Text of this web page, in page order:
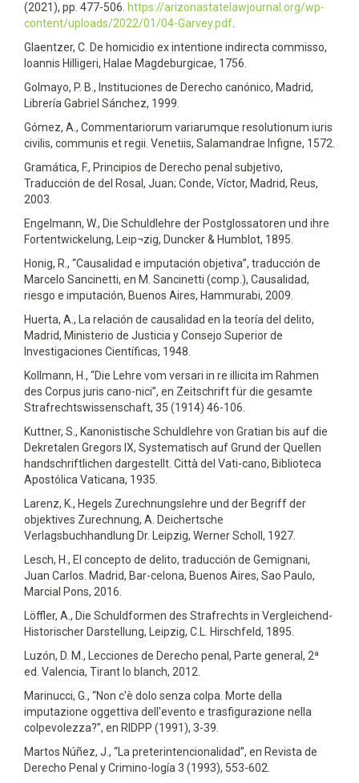
(2021), pp. 477-506. https://arizonastatelawjournal.org/wp-
content/uploads/2022/01/04-Garvey.pdf
Glaentzer, C. De homicidio ex intentione indirecta commisso,
Ioannis Hilligeri, Halae Magdeburgicae, 1756.
Golmayo, P. B., Instituciones de Derecho canónico, Madrid,
Librería Gabriel Sánchez, 1999.
Gómez, A., Commentariorum variarumque resolutionum iuris
civilis, communis et regii. Venetiis, Salamandrae Infigne, 1572.
Gramática, F., Principios de Derecho penal subjetivo,
Traducción de del Rosal, Juan; Conde, Víctor, Madrid, Reus,
2003.
Engelmann, W., Die Schuldlehre der Postglossatoren und ihre
Fortentwickelung, Leip¬zig, Duncker & Humblot, 1895.
Honig, R., “Causalidad e imputación objetiva”, traducción de
Marcelo Sancinetti, en M. Sancinetti (comp.), Causalidad,
riesgo e imputación, Buenos Aires, Hammurabi, 2009.
Huerta, A., La relación de causalidad en la teoría del delito,
Madrid, Ministerio de Justicia y Consejo Superior de
Investigaciones Científicas, 1948.
Kollmann, H., “Die Lehre vom versari in re illicita im Rahmen
des Corpus juris cano-nici”, en Zeitschrift für die gesamte
Strafrechtswissenschaft, 35 (1914) 46-106.
Kuttner, S., Kanonistische Schuldlehre von Gratian bis auf die
Dekretalen Gregors IX, Systematisch auf Grund der Quellen
handschriftlichen dargestellt. Città del Vati-cano, Biblioteca
Apostólica Vaticana, 1935.
Larenz, K., Hegels Zurechnungslehre und der Begriff der
objektives Zurechnung, A. Deichertsche
Verlagsbuchhandlung Dr. Leipzig, Werner Scholl, 1927.
Lesch, H., El concepto de delito, traducción de Gemignani,
Juan Carlos. Madrid, Bar-celona, Buenos Aires, Sao Paulo,
Marcial Pons, 2016.
Löffler, A., Die Schuldformen des Strafrechts in Vergleichend-
Historischer Darstellung, Leipzig, C.L. Hirschfeld, 1895.
Luzón, D. M., Lecciones de Derecho penal, Parte general, 2ª
ed. Valencia, Tirant lo blanch, 2012.
Marinucci, G., “Non c'è dolo senza colpa. Morte della
imputazione oggettiva dell'evento e trasfigurazione nella
colpevolezza?”, en RIDPP (1991), 3-39.
Martos Núñez, J., “La preterintencionalidad”, en Revista de
Derecho Penal y Crimino-logía 3 (1993), 553-602.